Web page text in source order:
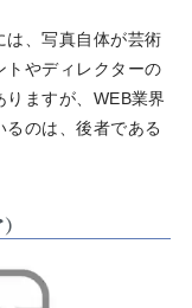
は、写真自体が芸術
トやディレクターの
ますが、WEB業界
のは、後者である